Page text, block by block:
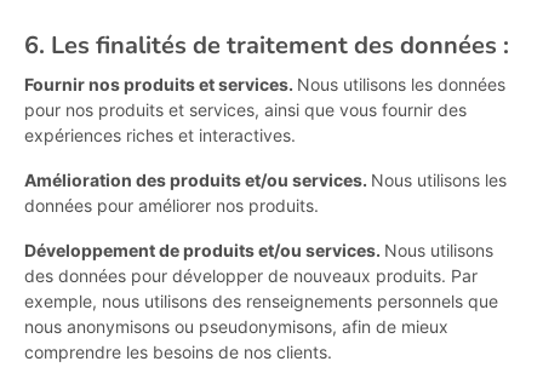
6. Les finalités de traitement des données :
Fournir nos produits et services. Nous utilisons les données
pour nos produits et services, ainsi que vous fournir des
expériences riches et interactives.
Amélioration des produits et/ou services. Nous utilisons les
données pour améliorer nos produits.
Développement de produits et/ou services. Nous utilisons
des données pour développer de nouveaux produits. Par
exemple, nous utilisons des renseignements personnels que
nous anonymisons ou pseudonymisons, afin de mieux
comprendre les besoins de nos clients.